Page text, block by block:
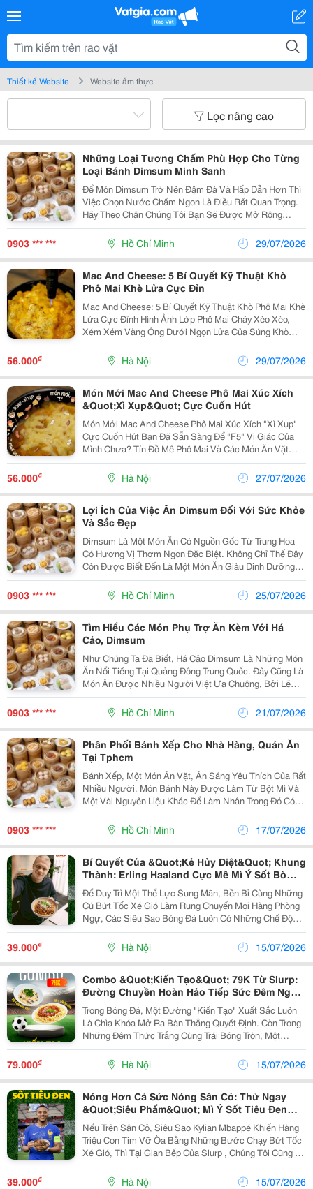
Thiết kế Website Website ẩm thực
Lọc nâng cao
Những Loại Tương Chấm Phù Hợp Cho Từng
Loại Bánh Dimsum Minh Sanh
Để Món Dimsum Trở Nên Đậm Đà Và Hấp Dẫn Hơn Thì
Việc Chọn Nước Chấm Ngon Là Điều Rất Quan Trọng.
Hãy Theo Chân Chúng Tôi Bạn Sẽ Được Mở Rộng
Thêm Về Những Loại Tương Chấm Phù Hợp Cho Từng
Loại Bánh Dimsum . 1. Nước Chấm Có Vai Trò Gì?
Nước Chấm...
0903 *** *** Hồ Chí Minh 29/07/2026
Mac And Cheese: 5 Bí Quyết Kỹ Thuật Khò
Phô Mai Khè Lửa Cực Đỉn
Mac And Cheese: 5 Bí Quyết Kỹ Thuật Khò Phô Mai Khè
Lửa Cực Đỉnh Hình Ảnh Lớp Phô Mai Chảy Xèo Xèo,
Xém Xém Vàng Óng Dưới Ngọn Lửa Của Súng Khò
Nhiệt Chắc Chắn Là "Vũ Khí" Đốn Gục Mọi Tín Đồ Ẩm
Thực. Vậy Kỹ Thuật Khò Phô Mai (Cheese Torching)
Trong...
56.000₫ Hà Nội 29/07/2026
Món Mới Mac And Cheese Phô Mai Xúc Xích
&Quot;Xì Xụp&Quot; Cực Cuốn Hút
Món Mới Mac And Cheese Phô Mai Xúc Xích "Xì Xụp"
Cực Cuốn Hút Bạn Đã Sẵn Sàng Để "F5" Vị Giác Của
Mình Chưa? Tín Đồ Mê Phô Mai Và Các Món Ăn Vặt
Nóng Hổi Chắc Chắn Không Thể Bỏ Qua Siêu Phẩm
Món Mới Mac And Cheese Đang Làm Mưa Làm Gió
Thời Gian Gần...
56.000₫ Hà Nội 27/07/2026
Lợi Ích Của Việc Ăn Dimsum Đối Với Sức Khỏe
Và Sắc Đẹp
Dimsum Là Một Món Ăn Có Nguồn Gốc Từ Trung Hoa
Có Hương Vị Thơm Ngon Đặc Biệt. Không Chỉ Thế Đây
Còn Được Biết Đến Là Một Món Ăn Giàu Dinh Dưỡng,
Rất Tốt Cho Sức Khỏe. Hôm Nay, Chúng Ta Cùng Tìm
Hiểu Về Những Lợi Ích Của Việc Ăn Dimsum Đối Với
0903 *** *** Hồ Chí Minh 25/07/2026
Tìm Hiểu Các Món Phụ Trợ Ăn Kèm Với Há
Cảo, Dimsum
Như Chúng Ta Đã Biết, Há Cảo Dimsum Là Những Món
Ăn Nổi Tiếng Tại Quảng Đông Trung Quốc. Đây Cũng Là
Món Ăn Được Nhiều Người Việt Ưa Chuộng, Bởi Lẽ
Với Hương Vị Đặc Trưng, Cũng Như Nhiều Chất Dinh
Dưỡng. Nhiều Người Sàng Ăn Cũng Chưa Biết Món
Phụ Trợ...
0903 *** *** Hồ Chí Minh 21/07/2026
Phân Phối Bánh Xếp Cho Nhà Hàng, Quán Ăn
Tại Tphcm
Bánh Xếp, Một Món Ăn Vặt, Ăn Sáng Yêu Thích Của Rất
Nhiều Người. Món Bánh Này Được Làm Từ Bột Mì Và
Một Vài Nguyên Liệu Khác Để Làm Nhân Trong Đó Có
Rau Và Thịt. Có Nhiều Đơn Vị Đã Làm Loại Bánh Này
Để Cung Cấp Cho Các Nhà Hàng Quán Ăn. Nhưng Đâu
0903 *** *** Hồ Chí Minh 17/07/2026
Bí Quyết Của &Quot;Kẻ Hủy Diệt&Quot; Khung
Thành: Erling Haaland Cực Mê Mì Ý Sốt Bò
Bằm Slurp!
Để Duy Trì Một Thể Lực Sung Mãn, Bền Bỉ Cùng Những
Cú Bứt Tốc Xé Gió Làm Rung Chuyển Mọi Hàng Phòng
Ngự, Các Siêu Sao Bóng Đá Luôn Có Những Chế Độ
Dinh Dưỡng Vô Cùng Nghiêm Ngặt. Nhưng Bạn Có Biết
Món Ăn "Quốc Dân" Nào Luôn Nằm Trong Danh Sách
39.000₫ Hà Nội 15/07/2026
Combo &Quot;Kiến Tạo&Quot; 79K Từ Slurp:
Đường Chuyền Hoàn Hảo Tiếp Sức Đêm Ngoại
Hạng
Trong Bóng Đá, Một Đường "Kiến Tạo" Xuất Sắc Luôn
Là Chìa Khóa Mở Ra Bàn Thắng Quyết Định. Còn Trong
Những Đêm Thức Trắng Cùng Trái Bóng Tròn, Một
Combo Ăn Uống "Chuẩn Chỉnh" Chính Là Đường Kiến
Tạo Hoàn Hảo Giúp Bạn Duy Trì Năng Lượng Để Cổ Vũ
79.000₫ Hà Nội 15/07/2026
Nóng Hơn Cả Sức Nóng Sân Cỏ: Thử Ngay
&Quot;Siêu Phẩm&Quot; Mì Ý Sốt Tiêu Đen
Đậm Vị Cùng Mbappé!
Nếu Trên Sân Cỏ, Siêu Sao Kylian Mbappé Khiến Hàng
Triệu Con Tim Vỡ Òa Bằng Những Bước Chạy Bứt Tốc
Xé Gió, Thì Tại Gian Bếp Của Slurp , Chúng Tôi Cũng Có
Một "Chiến Thần Tốc Độ" Sở Hữu Sức Mạnh Bùng Nổ
Không Kém: Mì Ý Sốt Tiêu Đen ! Một Món Ăn...
39.000₫ Hà Nội 15/07/2026